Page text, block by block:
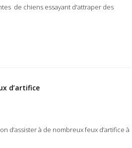
de chiens essayant d'attraper des
d’artifice
d’assister à de nombreux feux d’artifice à